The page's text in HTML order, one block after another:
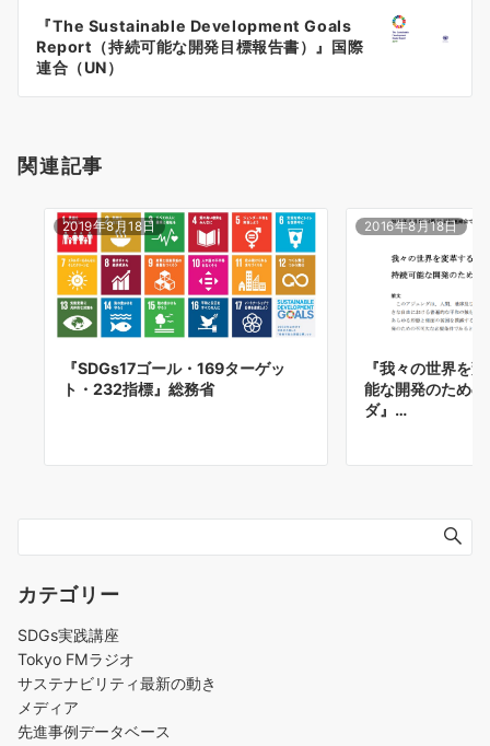
ン
『The Sustainable Development Goals
Report（持続可能な開発目標報告書）』国際
連合（UN）
関連記事
2019年8月18日
『SDGs17ゴール・169ターゲッ
ト・232指標』総務省
2016年8月18日
『我々の世界を
能な開発のため
ダ』…
カテゴリー
SDGs実践講座
Tokyo FMラジオ
サステナビリティ最新の動き
メディア
先進事例データベース